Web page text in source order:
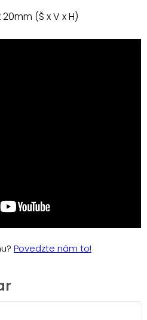
(Š x V x H)
Povedzte nám to!